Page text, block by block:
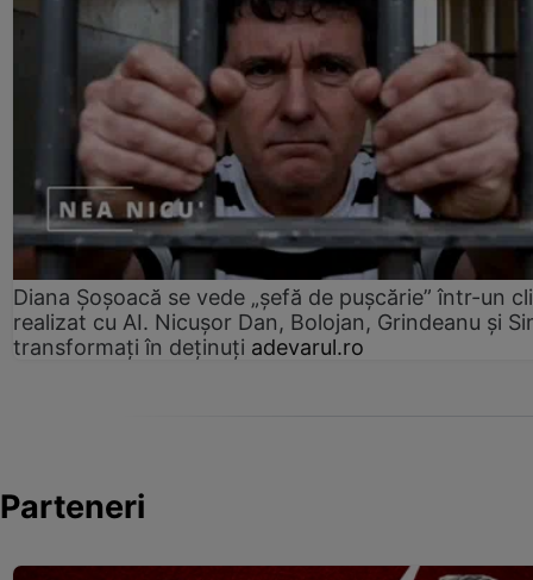
Diana Șoșoacă se vede „șefă de pușcărie” într-un
realizat cu AI. Nicușor Dan, Bolojan, Grindeanu și
transformați în deținuți adevarul.ro
Parteneri